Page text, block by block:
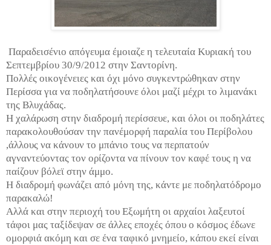
Παραδεισένιο απόγευμα έμοιαζε η τελευταία Κυριακή του
Σεπτεμβρίου 30/9/2012 στην Σαντορίνη.
Πολλές οικογένειες και όχι μόνο συγκεντρώθηκαν στην
Περίσσα για να ποδηλατήσουνε όλοι μαζί μέχρι το λιμανάκι
της Βλυχάδας.
Η χαλάρωση στην διαδρομή περίσσευε, και όλοι οι ποδηλάτες
παρακολουθούσαν την πανέμορφή παραλία του Περίβολου
,άλλους να κάνουν το μπάνιο τους να περπατούν
αγναντεύοντας τον ορίζοντα να πίνουν τον καφέ τους η να
παίζουν βόλεϊ στην άμμο.
Η διαδρομή φωνάζει από μόνη της, κάντε με ποδηλατόδρομο
παρακαλώ!
Αλλά και στην περιοχή του Εξωμήτη οι αρχαίοι λαξευτοί
τάφοι μας ταξίδεψαν σε άλλες εποχές όπου ο κόσμος έδωνε
ομορφιά ακόμη και σε ένα ταφικό μνημείο, κάπου εκεί είναι